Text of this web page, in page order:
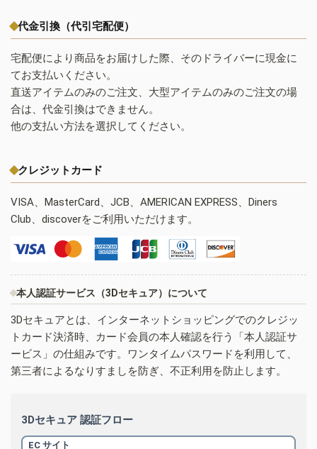
代金引換（代引宅配便）
宅配便により商品をお届けした際、そのドライバーに現金に
てお支払いください。
直送アイテムのみのご注文、大型アイテムのみのご注文の場
合は、代金引換はできません。
他の支払い方法を選択してください。
クレジットカード
VISA、MasterCard、JCB、AMERICAN EXPRESS、Diners
Club、discoverをご利用いただけます。
本人認証サービス（3Dセキュア）について
3Dセキュアとは、インターネットショッピングでのクレジッ
トカード決済時、カード会員の本人確認を行う「本人認証サ
ービス」の仕組みです。ワンタイムパスワードを利用して、
第三者によるなりすましを防ぎ、不正利用を防止します。
3Dセキュア 認証フロー
EC サイト